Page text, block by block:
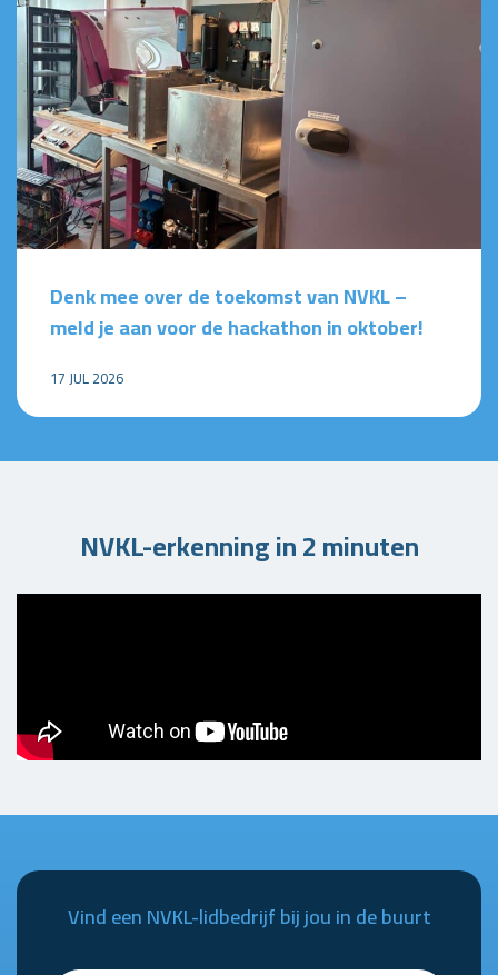
Denk mee over de toekomst van NVKL –
meld je aan voor de hackathon in oktober!
17 JUL 2026
NVKL-erkenning in 2 minuten
Vind een NVKL-lidbedrijf bij jou in de buurt